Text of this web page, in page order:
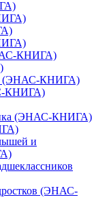
КНИГА)
(ЭНАС-КНИГА)
КНИГА)
(ЭНАС-КНИГА)
и
(ЭНАС-